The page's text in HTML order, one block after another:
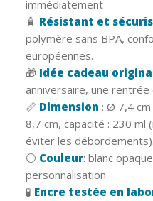
immédiatement
🧴 Résistant et
polymère sans BPA,
européennes.
🎁 Idée cadeau
anniversaire, une rentrée
📏 Dimension : Ø 7,4
8,7 cm, capacité : 230 ml
éviter les débordements).
⚪ Couleur: blanc
personnalisation
🧪 Encre testée en